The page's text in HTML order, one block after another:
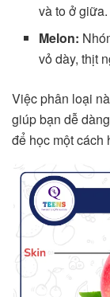
và to ở giữa.
Melon:
vỏ dày, thịt
Việc phân loại
giúp bạn dễ
để học một cách